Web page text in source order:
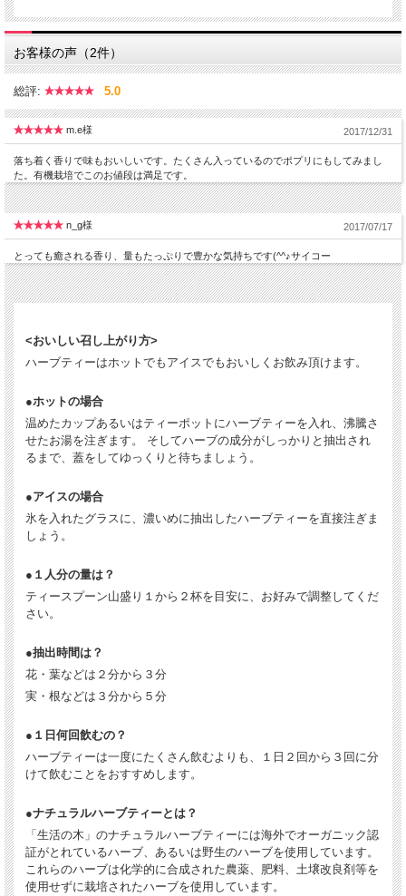
お客様の声（2件）
総評: 5.0
m.e様 2017/12/31
落ち着く香りで味もおいしいです。たくさん入っているのでポプリにもしてみまし
た。有機栽培でこのお値段は満足です。
n_g様 2017/07/17
とっても癒される香り、量もたっぷりで豊かな気持ちです(^^♪サイコー
<おいしい召し上がり方>
ハーブティーはホットでもアイスでもおいしくお飲み頂けます。
●ホットの場合
温めたカップあるいはティーポットにハーブティーを入れ、沸騰さ
せたお湯を注ぎます。 そしてハーブの成分がしっかりと抽出され
るまで、蓋をしてゆっくりと待ちましょう。
●アイスの場合
氷を入れたグラスに、濃いめに抽出したハーブティーを直接注ぎま
しょう。
●１人分の量は？
ティースプーン山盛り１から２杯を目安に、お好みで調整してくだ
さい。
●抽出時間は？
花・葉などは２分から３分
実・根などは３分から５分
●１日何回飲むの？
ハーブティーは一度にたくさん飲むよりも、１日２回から３回に分
けて飲むことをおすすめします。
●ナチュラルハーブティーとは？
「生活の木」のナチュラルハーブティーには海外でオーガニック認
証がとれているハーブ、あるいは野生のハーブを使用しています。
これらのハーブは化学的に合成された農薬、肥料、土壌改良剤等を
使用せずに栽培されたハーブを使用しています。